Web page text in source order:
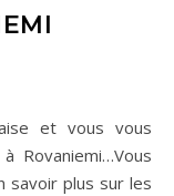
Rovaniemi…Vous
savoir plus sur les